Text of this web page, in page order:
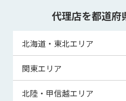
代理店を都道府
北海道・東北エリア
北海道
青森県
関東エリア
東京都
北陸・甲信越エリア